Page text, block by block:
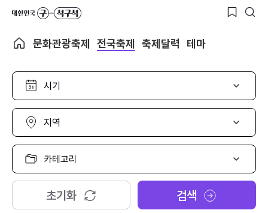
문화관광축제 전국축제 축제달력 테마
시
선
택
지
선
택
카
고
리
택
초기화 검색